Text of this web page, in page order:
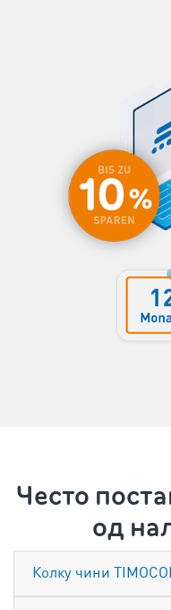
Често
од
Колку чини